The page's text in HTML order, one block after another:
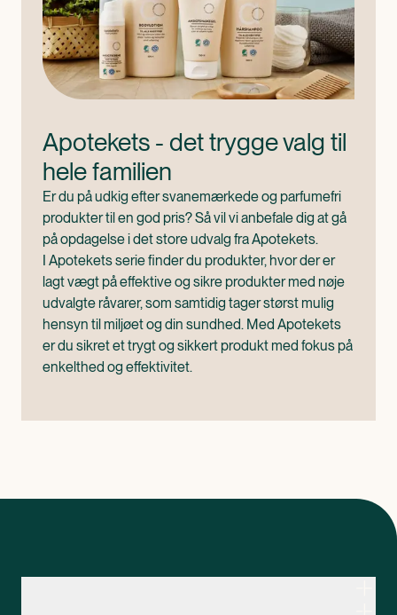
Apotekets - det trygge valg til
hele familien
Er du på udkig efter svanemærkede og parfumefri
produkter til en god pris? Så vil vi anbefale dig at gå
på opdagelse i det store udvalg fra Apotekets.
I Apotekets serie finder du produkter, hvor der er
lagt vægt på effektive og sikre produkter med nøje
udvalgte råvarer, som samtidig tager størst mulig
hensyn til miljøet og din sundhed. Med Apotekets
er du sikret et trygt og sikkert produkt med fokus på
enkelthed og effektivitet.